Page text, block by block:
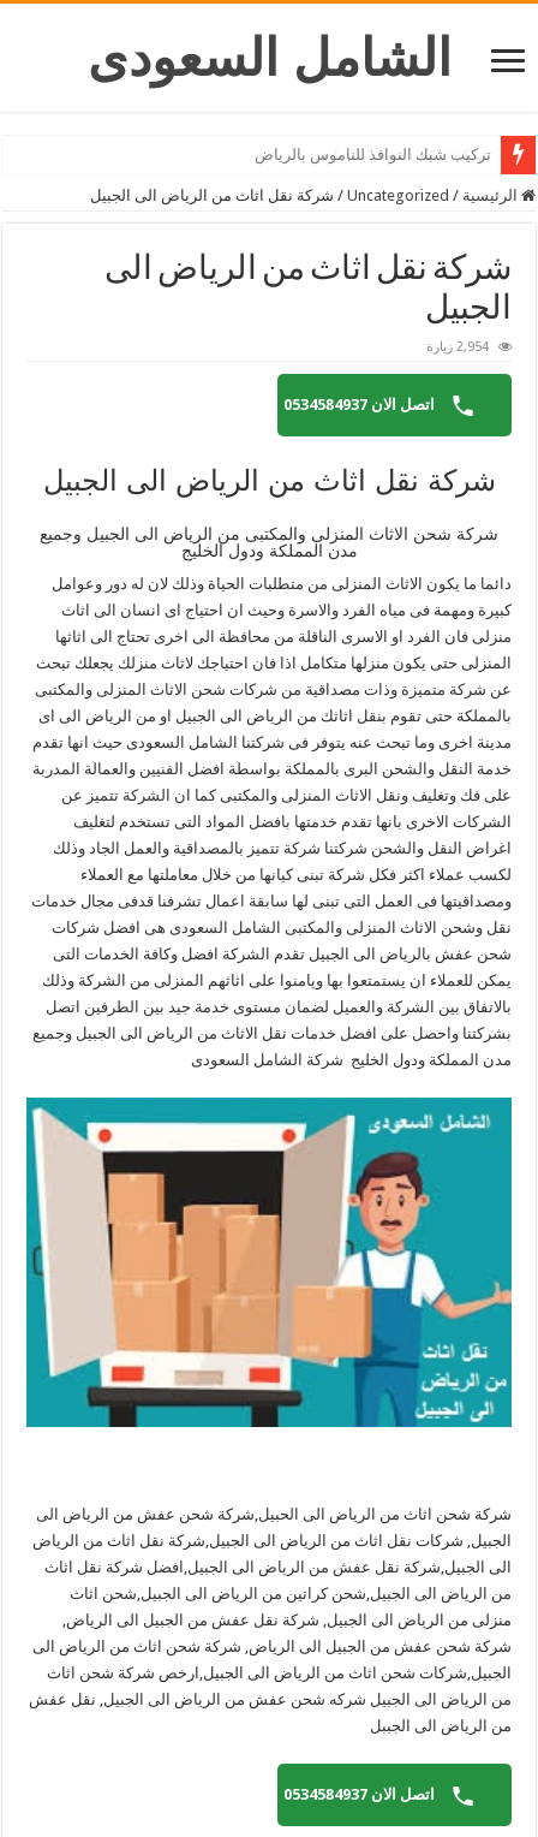
الشامل السعودى
شركة تركيب ستائر بالرياض
الرئيسية /
Uncategorized
/ شركة نقل اثاث من الرياض الى الجبيل
شركة نقل اثاث من الرياض الى
الجبيل
2,954 زيارة
اتصل الان 0534584937
شركة نقل اثاث من الرياض الى الجبيل
شركة شحن الاثاث المنزلى والمكتبى من الرياض الى الجبيل وجميع
مدن المملكة ودول الخليج
دائما ما يكون الاثاث المنزلى من متطلبات الحياة وذلك لان له دور وعوامل
كبيرة ومهمة فى مياه الفرد والاسرة وحيث ان احتياج اى انسان الى اثاث
منزلى فان الفرد او الاسرى الناقلة من محافظة الى اخرى تحتاج الى اثاثها
المنزلى حتى يكون منزلها متكامل اذا فان احتياجك لاثاث منزلك يجعلك تبحث
عن شركة متميزة وذات مصداقية من شركات شحن الاثاث المنزلى والمكتبى
بالمملكة حتى تقوم بنقل اثاثك من الرياض الى الجبيل او من الرياض الى اى
مدينة اخرى وما تبحث عنه يتوفر فى شركتنا الشامل السعودى حيث انها تقدم
خدمة النقل والشحن البرى بالمملكة بواسطة افضل الفنيين والعمالة المدربة
على فك وتغليف ونقل الاثاث المنزلى والمكتبى كما ان الشركة تتميز عن
الشركات الاخرى بانها تقدم خدمتها بافضل المواد التى تستخدم لتغليف
اغراض النقل والشحن شركتنا شركة تتميز بالمصداقية والعمل الجاد وذلك
لكسب عملاء اكثر فكل شركة تبنى كيانها من خلال معاملتها مع العملاء
ومصداقيتها فى العمل التى تبنى لها سابقة اعمال تشرفنا قدفى مجال خدمات
نقل وشحن الاثاث المنزلى والمكتبى الشامل السعودى هى افضل شركات
شحن عفش بالرياض الى الجبيل تقدم الشركة افضل وكافة الخدمات التى
يمكن للعملاء ان يستمتعوا بها ويامنوا على اثاثهم المنزلى من الشركة وذلك
بالاتفاق بين الشركة والعميل لضمان مستوى خدمة جيد بين الطرفين اتصل
بشركتنا واحصل على افضل خدمات نقل الاثاث من الرياض الى الجبيل وجميع
مدن المملكة ودول الخليج شركة الشامل السعودى
شركة شحن اثاث من الرياض الى الحبيل,شركة شحن عفش من الرياض الى
الجبيل, شركات نقل اثاث من الرياض الى الجبيل,شركة نقل اثاث من الرياض
الى الجبيل,شركة نقل عفش من الرياض الى الجبيل,افضل شركة نقل اثاث
من الرياض الى الجبيل,شحن كراتين من الرياض الى الجبيل,شحن اثاث
منزلى من الرياض الى الجبيل, شركة نقل عفش من الجبيل الى الرياض,
شركة شحن عفش من الجبيل الى الرياض, شركة شحن اثاث من الرياض الى
الجبيل,شركات شحن اثاث من الرياض الى الجبيل,ارخص شركة شحن اثاث
من الرياض الى الجبيل شركه شحن عفش من الرياض الى الجبيل, نقل عفش
من الرياض الى الجببل
اتصل الان 0534584937